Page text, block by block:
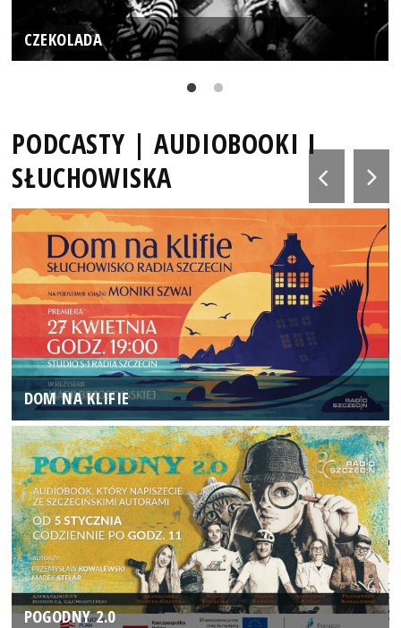
CZEKOLADA
PODCASTY | AUDIOBOOKI I
SŁUCHOWISKA
DOM NA KLIFIE
POGODNY 2.0